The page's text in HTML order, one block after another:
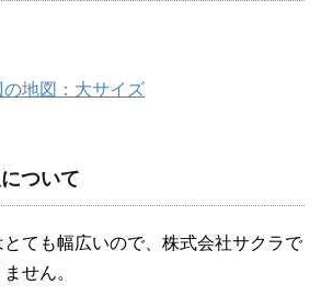
地図：大サイズ
ついて
ても幅広いので、株式会社サクラで
せん。